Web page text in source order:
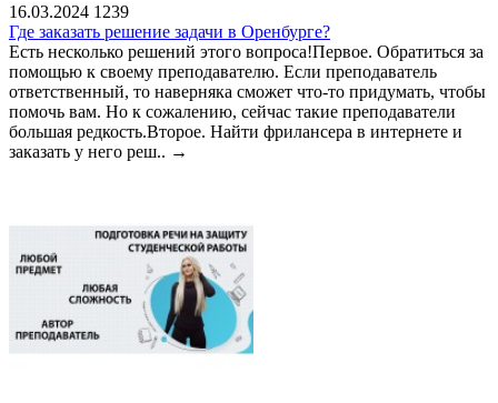
16.03.2024 1239
Где заказать решение задачи в Оренбурге?
Есть несколько решений этого вопроса!Первое. Обратиться за
помощью к своему преподавателю. Если преподаватель
ответственный, то наверняка сможет что-то придумать, чтобы
помочь вам. Но к сожалению, сейчас такие преподаватели
большая редкость.Второе. Найти фрилансера в интернете и
заказать у него реш.. →